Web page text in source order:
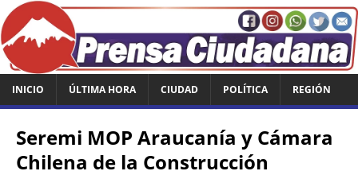
INICIO ÚLTIMA HORA CIUDAD POLÍTICA REGIÓN
Seremi MOP Araucanía y Cámara
Chilena de la Construcción